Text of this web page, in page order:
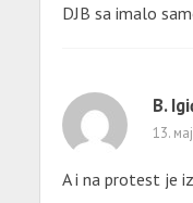
DJB sa imalo
B.
13.
A i na protest je